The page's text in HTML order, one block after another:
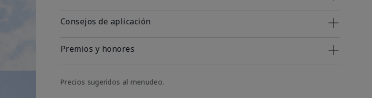
Consejos de aplicación
Premios y honores
Precios sugeridos al menudeo.